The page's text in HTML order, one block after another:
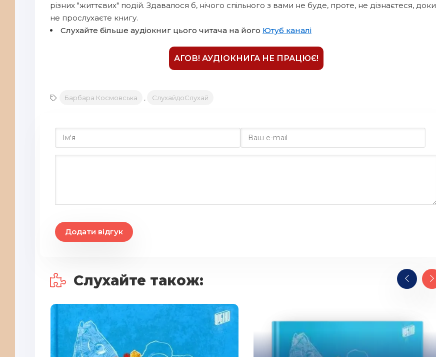
різних "життєвих" подій. Здавалося б, нічого спільного з вами не буде, проте, не дізнаєтеся, доки
не прослухаєте книгу.
Слухайте більше аудіокниг цього читача на його Ютуб каналі
АГОВ! АУДІОКНИГА НЕ ПРАЦЮЄ!
Барбара Космовська СлухайдоСлухай
Додати відгук
Слухайте також: